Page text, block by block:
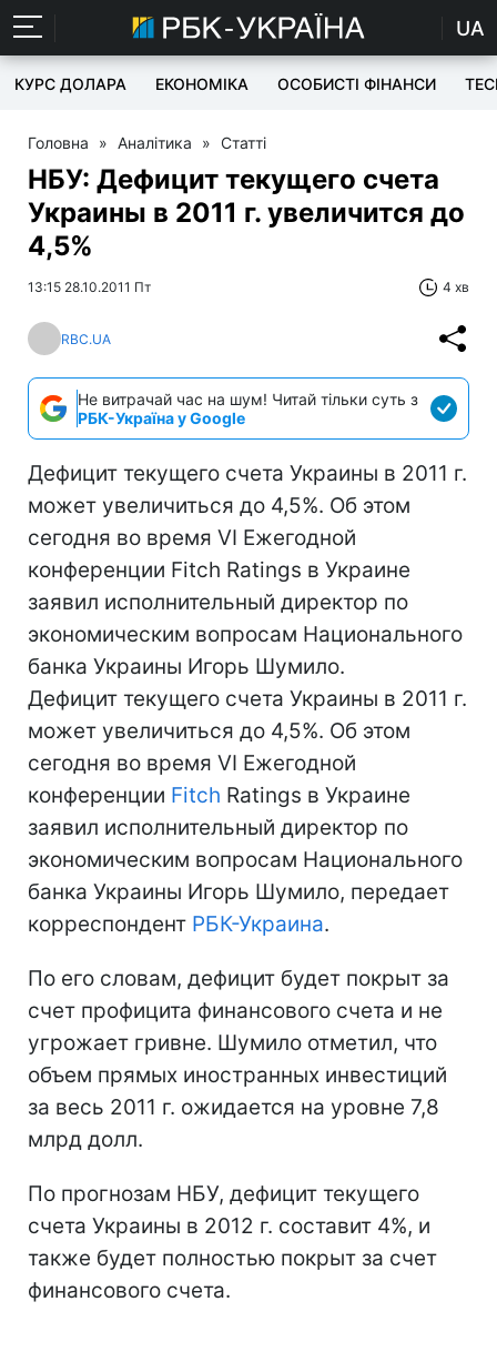
UA
КУРС ДОЛАРА ЕКОНОМІКА ОСОБИСТІ ФІНАНСИ
Головна » Аналітика » Статті
НБУ: Дефицит текущего счета
Украины в 2011 г. увеличится до
4,5%
13:15 28.10.2011 Пт 4 хв
RBC.UA
Не витрачай час на шум! Читай тільки суть з
РБК-Україна у Google
Дефицит текущего счета Украины в 2011 г.
может увеличиться до 4,5%. Об этом
сегодня во время VI Ежегодной
конференции Fitch Ratings в Украине
заявил исполнительный директор по
экономическим вопросам Национального
банка Украины Игорь Шумило.
Дефицит текущего счета Украины в 2011 г.
может увеличиться до 4,5%. Об этом
сегодня во время VI Ежегодной
конференции Fitch Ratings в Украине
заявил исполнительный директор по
экономическим вопросам Национального
банка Украины Игорь Шумило, передает
корреспондент РБК-Украина.
По его словам, дефицит будет покрыт за
счет профицита финансового счета и не
угрожает гривне. Шумило отметил, что
объем прямых иностранных инвестиций
за весь 2011 г. ожидается на уровне 7,8
млрд долл.
По прогнозам НБУ, дефицит текущего
счета Украины в 2012 г. составит 4%, и
также будет полностью покрыт за счет
финансового счета.